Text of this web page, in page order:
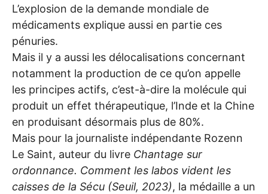
L’explosion de la demande mondiale de
médicaments explique aussi en partie ces
pénuries.
Mais il y a aussi les délocalisations concernant
notamment la production de ce qu’on appelle
les principes actifs, c’est-à-dire la molécule qui
produit un effet thérapeutique, l’Inde et la Chine
en produisant désormais plus de 80%.
Mais pour la journaliste indépendante Rozenn
Le Saint, auteur du livre Chantage sur
ordonnance. Comment les labos vident les
caisses de la Sécu (Seuil, 2023), la médaille a un